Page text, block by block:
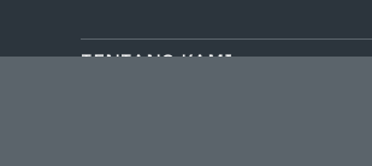
TENTANG KAMI